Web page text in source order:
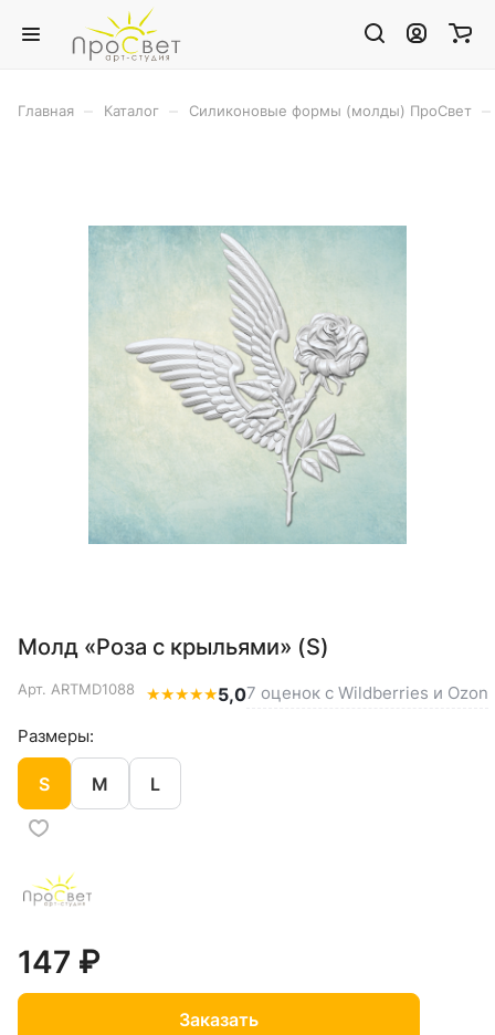
Главная Каталог Силиконовые формы (молды) ПроСвет
Молд «Роза с крыльями» (S)
Арт. ARTMD1088 ★★★★★5,07 оценок с Wildberries и Ozon
Размеры:
S M L
147 ₽
Заказать